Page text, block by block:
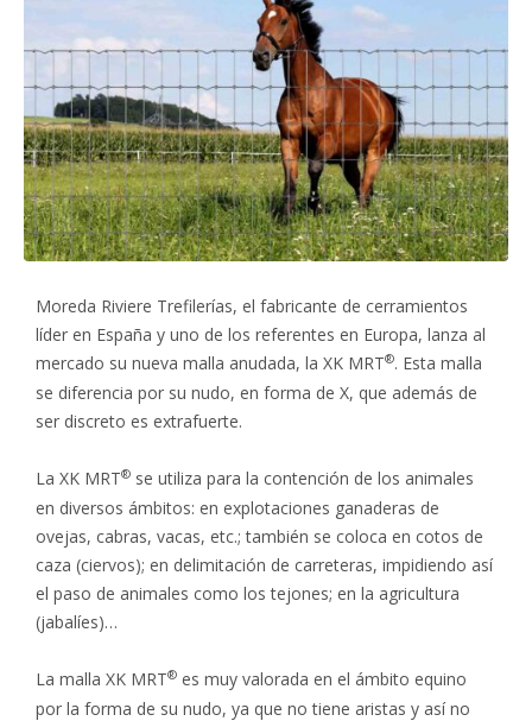
Moreda Riviere Trefilerías, el fabricante de cerramientos
líder en España y uno de los referentes en Europa, lanza al
mercado su nueva malla anudada, la XK MRT . Esta malla
se diferencia por su nudo, en forma de X, que además de
ser discreto es extrafuerte.
La XK MRT
se utiliza para la contención de los animales
en diversos ámbitos: en explotaciones ganaderas de
ovejas, cabras, vacas, etc.; también se coloca en cotos de
caza (ciervos); en delimitación de carreteras, impidiendo así
el paso de animales como los tejones; en la agricultura
(jabalíes)…
La malla XK MRT
es muy valorada en el ámbito equino
por la forma de su nudo, ya que no tiene aristas y así no